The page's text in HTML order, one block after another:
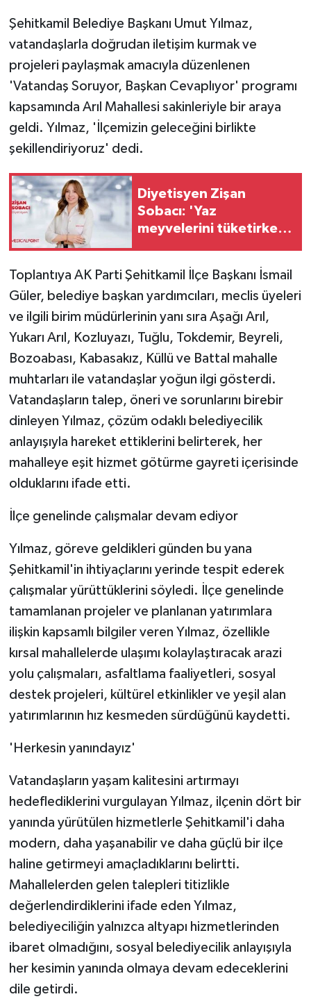
Şehitkamil Belediye Başkanı Umut Yılmaz,
vatandaşlarla doğrudan iletişim kurmak ve
projeleri paylaşmak amacıyla düzenlenen
'Vatandaş Soruyor, Başkan Cevaplıyor' programı
kapsamında Arıl Mahallesi sakinleriyle bir araya
geldi. Yılmaz, 'İlçemizin geleceğini birlikte
şekillendiriyoruz' dedi.
Diyetisyen Zişan
Sobacı: 'Yaz
meyvelerini tüketirken
Toplantıya AK Parti Şehitkamil İlçe Başkanı İsmail
Güler, belediye başkan yardımcıları, meclis üyeleri
ve ilgili birim müdürlerinin yanı sıra Aşağı Arıl,
Yukarı Arıl, Kozluyazı, Tuğlu, Tokdemir, Beyreli,
Bozoabası, Kabasakız, Küllü ve Battal mahalle
muhtarları ile vatandaşlar yoğun ilgi gösterdi.
Vatandaşların talep, öneri ve sorunlarını birebir
dinleyen Yılmaz, çözüm odaklı belediyecilik
anlayışıyla hareket ettiklerini belirterek, her
mahalleye eşit hizmet götürme gayreti içerisinde
olduklarını ifade etti.
İlçe genelinde çalışmalar devam ediyor
Yılmaz, göreve geldikleri günden bu yana
Şehitkamil'in ihtiyaçlarını yerinde tespit ederek
çalışmalar yürüttüklerini söyledi. İlçe genelinde
tamamlanan projeler ve planlanan yatırımlara
ilişkin kapsamlı bilgiler veren Yılmaz, özellikle
kırsal mahallelerde ulaşımı kolaylaştıracak arazi
yolu çalışmaları, asfaltlama faaliyetleri, sosyal
destek projeleri, kültürel etkinlikler ve yeşil alan
yatırımlarının hız kesmeden sürdüğünü kaydetti.
'Herkesin yanındayız'
Vatandaşların yaşam kalitesini artırmayı
hedeflediklerini vurgulayan Yılmaz, ilçenin dört bir
yanında yürütülen hizmetlerle Şehitkamil'i daha
modern, daha yaşanabilir ve daha güçlü bir ilçe
haline getirmeyi amaçladıklarını belirtti.
Mahallelerden gelen talepleri titizlikle
değerlendirdiklerini ifade eden Yılmaz,
belediyeciliğin yalnızca altyapı hizmetlerinden
ibaret olmadığını, sosyal belediyecilik anlayışıyla
her kesimin yanında olmaya devam edeceklerini
dile getirdi.
GÜNDEM
Güvenlik
HABERDE İNSAN
İNSAN
İş Dünyası
Jandarma
KÜLTÜR SANAT
MAGAZİN
POLİTİKA
Sağlık
SİYASET
SPOR HABERLERİ
TEKNOLOJİ
ÜLKE GÜNDEMİ
YAŞAM
YEREL
Yerel Haberler